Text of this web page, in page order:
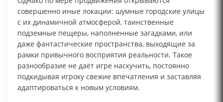
совершенно иные локации: шумные городские улицы
с их динамичной атмосферой, таинственные
подземные пещеры, наполненные загадками, или
даже фантастические пространства, выходящие за
рамки привычного восприятия реальности. Такое
разнообразие не даёт игре наскучить, постоянно
подкидывая игроку свежие впечатления и заставляя
адаптироваться к новым условиям.